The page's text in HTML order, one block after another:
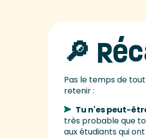
🔎
Pas le temps de
retenir :
Tu n'es peut-
très probable que
aux étudiants qui